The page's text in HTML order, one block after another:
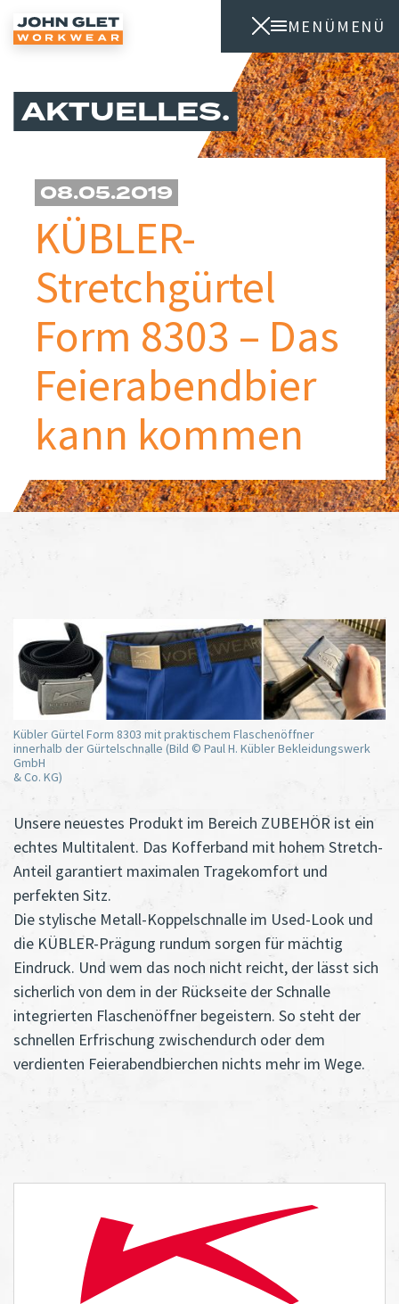
MENÜ
MENÜ
AKTUELLES
KÜBLER-
Stretchgürtel
Form 8303 – Das
Feierabendbier
kann kommen
08.05.2019
Kübler Gürtel Form 8303 mit praktischem Flaschenöffner
innerhalb der Gürtelschnalle (Bild © Paul H. Kübler Bekleidungswerk
GmbH
& Co. KG)
Unsere neuestes Produkt im Bereich ZUBEHÖR ist ein
echtes Multitalent. Das Kofferband mit hohem Stretch-
Anteil garantiert maximalen Tragekomfort und
perfekten Sitz.
Die stylische Metall-Koppelschnalle im Used-Look und
die KÜBLER-Prägung rundum sorgen für mächtig
Eindruck. Und wem das noch nicht reicht, der lässt sich
sicherlich von dem in der Rückseite der Schnalle
integrierten Flaschenöffner begeistern. So steht der
schnellen Erfrischung zwischendurch oder dem
verdienten Feierabendbierchen nichts mehr im Wege.